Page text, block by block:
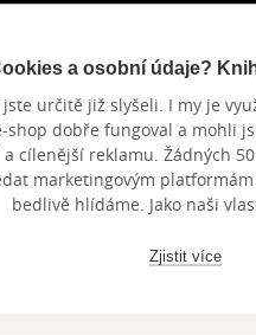
a osobní údaje?
určitě již slyšeli. I my je
shop dobře fungoval a mohli
cílenější reklamu. Žádných
marketingovým
bedlivě hlídáme. Jako naši
Zjistit více